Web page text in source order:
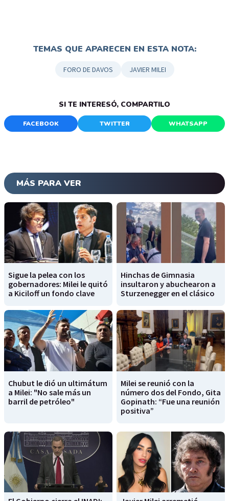
TEMAS QUE APARECEN EN ESTA NOTA:
FORO DE DAVOS JAVIER MILEI
SI TE INTERESÓ, COMPARTILO
FACEBOOK TWITTER WHATSAPP
MÁS PARA VER
Sigue la pelea con los
gobernadores: Milei le quitó
a Kiciloff un fondo clave
Hinchas de Gimnasia
insultaron y abuchearon a
Sturzenegger en el clásico
Chubut le dió un ultimátum
a Milei: "No sale más un
barril de petróleo"
Milei se reunió con la
número dos del Fondo, Gita
Gopinath: “Fue una reunión
positiva”